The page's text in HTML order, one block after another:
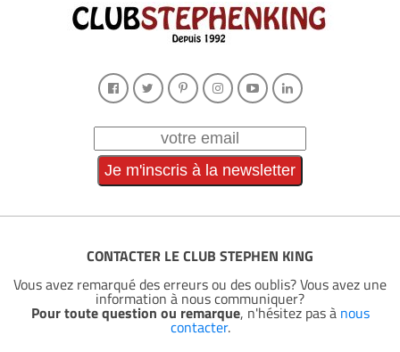
CONTACTER LE CLUB STEPHEN KING
Vous avez remarqué des erreurs ou des oublis? Vous avez une
information à nous communiquer?
Pour toute question ou remarque, n'hésitez pas à nous
contacter.